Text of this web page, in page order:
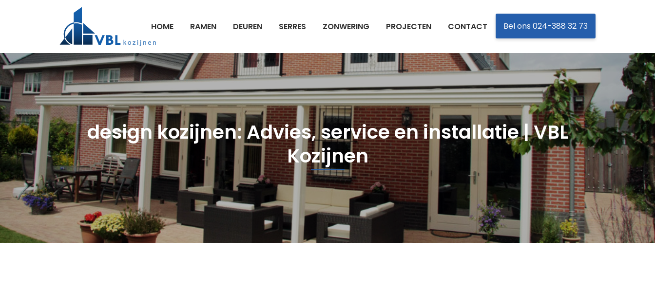
HOME RAMEN DEUREN SERRES ZONWERING PROJECTEN CONTACT Bel ons 024-388 32 73
design kozijnen: Advies, service en installatie | VBL
Kozijnen